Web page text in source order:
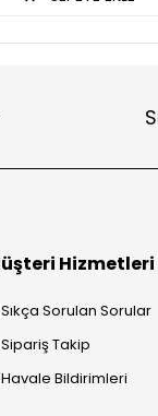
Hizmetleri
Sıkça Sorulan Sorular
Sipariş Takip
Havale Bildirimleri